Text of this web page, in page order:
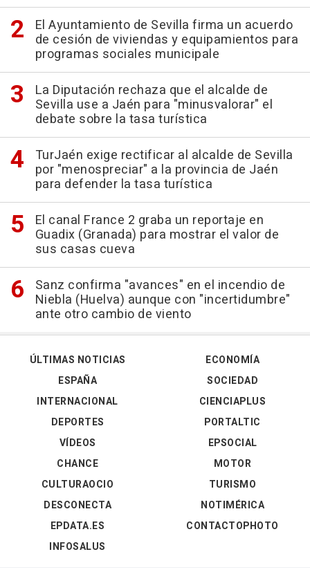
El Ayuntamiento de Sevilla firma un acuerdo
de cesión de viviendas y equipamientos para
programas sociales municipale
La Diputación rechaza que el alcalde de
Sevilla use a Jaén para "minusvalorar" el
debate sobre la tasa turística
TurJaén exige rectificar al alcalde de Sevilla
por "menospreciar" a la provincia de Jaén
para defender la tasa turística
El canal France 2 graba un reportaje en
Guadix (Granada) para mostrar el valor de
sus casas cueva
Sanz confirma "avances" en el incendio de
Niebla (Huelva) aunque con "incertidumbre"
ante otro cambio de viento
ÚLTIMAS NOTICIAS
ESPAÑA
INTERNACIONAL
DEPORTES
VÍDEOS
ECONOMÍA
SOCIEDAD
CIENCIAPLUS
PORTALTIC
EPSOCIAL
CHANCE
CULTURAOCIO
DESCONECTA
EPDATA.ES
INFOSALUS
MOTOR
TURISMO
NOTIMÉRICA
CONTACTOPHOTO